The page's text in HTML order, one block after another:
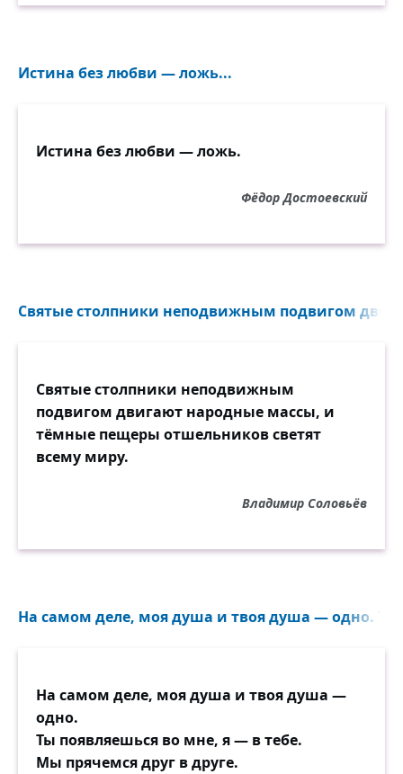
Истина без любви — ложь...
Истина без любви — ложь.
Фёдор Достоевский
Святые столпники неподвижным подвигом
Святые столпники неподвижным
подвигом двигают народные массы, и
тёмные пещеры отшельников светят
всему миру.
Владимир Соловьёв
На самом деле, моя душа и твоя душа — одно. Ты
На самом деле, моя душа и твоя душа —
одно.
Ты появляешься во мне, я — в тебе.
Мы прячемся друг в друге.